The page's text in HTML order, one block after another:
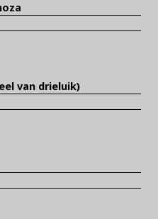
van drieluik)